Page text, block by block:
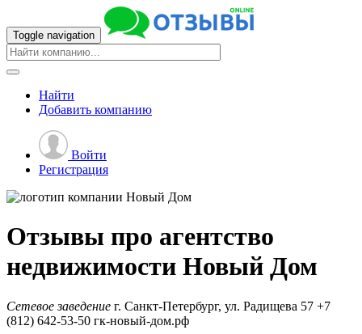
Toggle navigation
Найти
Добавить компанию
Войти
Регистрация
Отзывы про агентство
недвижимости Новый Дом
Сетевое заведение г. Санкт-Петербург, ул. Радищева 57 +7
(812) 642-53-50 гк-новый-дом.рф